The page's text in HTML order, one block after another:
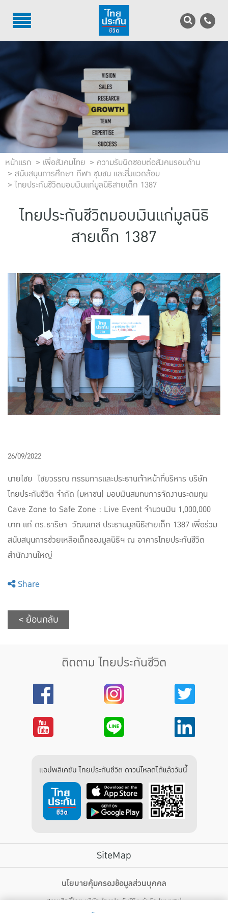
TH EN
บริการตัวแทน
รู้จักไทยประกันชีวิต
นักลงทุนสัมพันธ์
เพื่อสังคมไทย
ติดต่อไทยประกันชีวิต
บทความ
แบบประกันทั้งหมด
เปรียบเทียบแบบประกัน
เลือกแบบประกันที่เหมาะกับคุณ
TL Learning Center
หน้าแรก เพื่อสังคมไทย
ความรับผิดชอบต่อสังคมรอบด้าน
สนับสนุนการศึกษา กีฬา ชุมชน และสิ่งแวดล้อม
ไทยประกันชีวิตมอบเงินแก่มูลนิธิสายเด็ก 1387
ไทยประกันชีวิตมอบเงินแก่มูลนิธิ
สายเด็ก 1387
26/09/2022
นายไชย ไชยวรรณ กรรมการและประธานเจ้าหน้าที่บริหาร บริษัท
ไทยประกันชีวิต จำกัด (มหาชน) มอบเงินสมทบการจัดงานระดมทุน
Cave Zone to Safe Zone : Live Event จำนวนเงิน 1,000,000
บาท แก่ ดร.ธาริษา วัฒนเกส ประธานมูลนิธิสายเด็ก 1387 เพื่อร่วม
สนับสนุนการช่วยเหลือเด็กของมูลนิธิฯ ณ อาคารไทยประกันชีวิต
สำนักงานใหญ่
Share
< ย้อนกลับ
ติดตาม ไทยประกันชีวิต
แอปพลิเคชัน ไทยประกันชีวิต ดาวน์โหลดได้แล้ววันนี้
SiteMap
ไทยประกันชีวิต HEALTH CARE SOLUTIONS
นโยบายคุ้มครองข้อมูลส่วนบุคคล
สงวนสิทธิ์โดย บริษัท ไทยประกันชีวิต จำกัด (มหาชน)
123 ถนน รัชดาภิเษก แขวงดินแดง เขตดินแดง กรุงเทพฯ 10400 โทรศัพท์ 02-